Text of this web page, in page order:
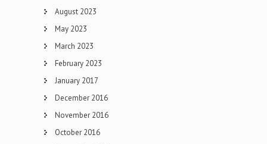
August 2023
May 2023
March 2023
February 2023
January 2017
December 2016
November 2016
October 2016